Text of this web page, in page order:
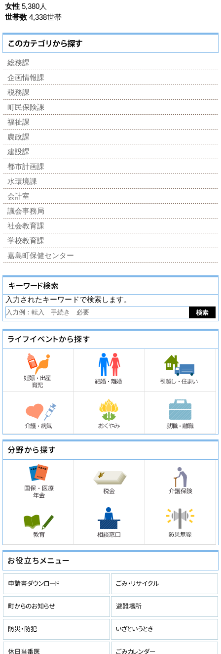
女性 5,380人
世帯数 4,338世帯
総務課
企画情報課
税務課
町民保険課
福祉課
農政課
建設課
都市計画課
水環境課
会計室
議会事務局
社会教育課
学校教育課
嘉島町保健センター
入力されたキーワードで検索します。